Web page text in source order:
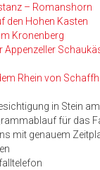
– Romanshorn
den Hohen Kasten
Kronenberg
Rhein von
in Stein
für das
mit genauem